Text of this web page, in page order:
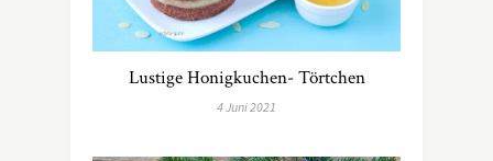
Lustige Honigkuchen- Törtchen
4 Juni 2021